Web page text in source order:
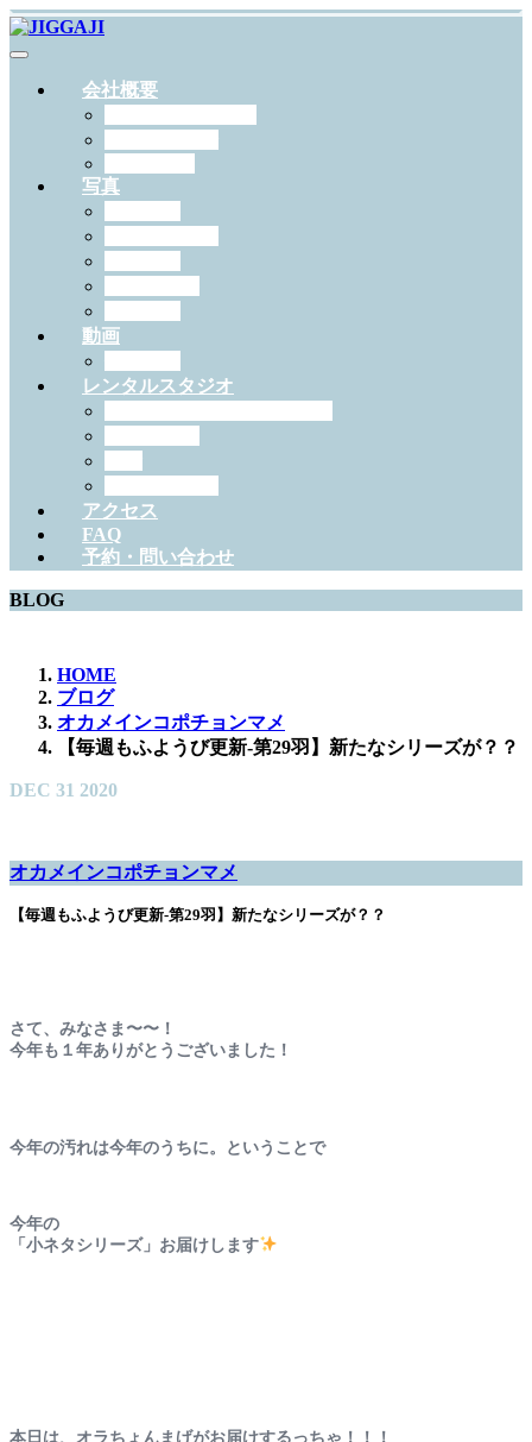
会社概要
写真
動画
レンタルスタジオ
アクセス
FAQ
予約・問い合わせ
BLOG
HOME
ブログ
オカメインコポチョンマメ
【毎週もふようび更新-第29羽】新たなシリーズが？？
DEC 31 2020
オカメインコポチョンマメ
【毎週もふようび更新-第29羽】新たなシリーズが？？
さて、みなさま〜〜！
今年も１年ありがとうございました！
今年の汚れは今年のうちに。ということで
今年の
「小ネタシリーズ」お届けします
本日は、オラちょんまげがお届けするっちゃ！！！